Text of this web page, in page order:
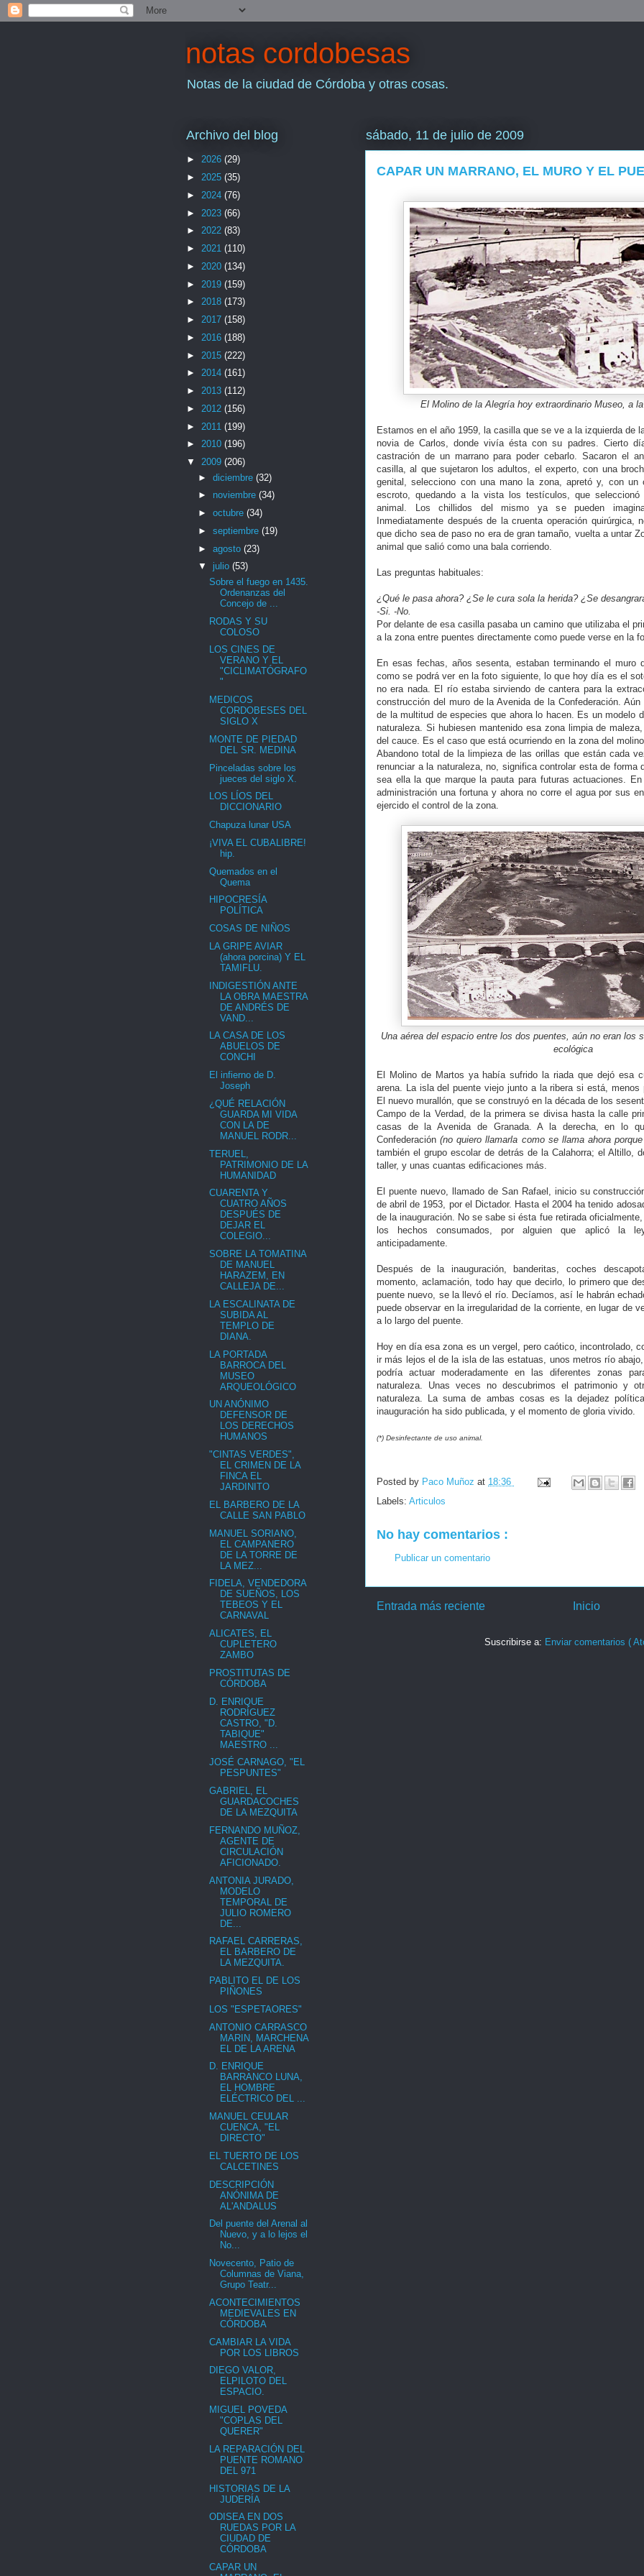
notas cordobesas
Notas de la ciudad de Córdoba y otras cosas.
sábado, 11 de julio de 2009
CAPAR UN MARRANO, EL MURO Y EL
El Molino de la Alegría hoy extraordinario Museo, a
Estamos en el año 1959, la casilla que se ve a la izquierda de
novia de Carlos, donde vivía ésta con su padres. Cierto
castración de un marrano para poder cebarlo. Sacaron el
casilla, al que sujetaron los adultos, el experto, con una
genital, selecciono con una mano la zona, apretó y, con
escroto, quedando a la vista los testículos, que seleccionó
animal. Los chillidos del mismo ya se pueden
Inmediatamente después de la cruenta operación quirúrgica,
que dicho sea de paso no era de gran tamaño, vuelta a untar
animal que salió como una bala corriendo.
Las preguntas habituales:
¿Qué le pasa ahora? ¿Se le cura sola la herida? ¿Se
-Si. -No.
Por delante de esa casilla pasaba un camino que utilizaba el
a la zona entre puentes directamente como puede verse en la
En esas fechas, años sesenta, estaban terminando el muro
como se podrá ver en la foto siguiente, lo que hoy día es el
no era nada. El río estaba sirviendo de cantera para la
construcción del muro de la Avenida de la Confederación.
de la multitud de especies que ahora lo hacen. Es un modelo
naturaleza. Si hubiesen mantenido esa zona limpia de
del cauce. Es el caso que está ocurriendo en la zona del
Abandono total de la limpieza de las orillas que están cada
renunciar a la naturaleza, no, significa controlar esta de forma
sea ella la que marque la pauta para futuras actuaciones.
administración una fortuna y ahora no corre el agua por sus
ejercido el control de la zona.
Una aérea del espacio entre los dos puentes, aún no eran los
ecológica
El Molino de Martos ya había sufrido la riada que dejó esa
arena. La isla del puente viejo junto a la ribera si está, menos
El nuevo murallón, que se construyó en la década de los
Campo de la Verdad, de la primera se divisa hasta la calle
casas de la Avenida de Granada. A la derecha, en lo
Confederación(no quiero llamarla como se llama ahora
también el grupo escolar de detrás de la Calahorra; el Altillo,
taller, y unas cuantas edificaciones más.
El puente nuevo, llamado de San Rafael, inicio su
de abril de 1953, por el Dictador. Hasta el 2004 ha tenido
de la inauguración. No se sabe si ésta fue retirada
los hechos consumados, por alguien que aplicó la
anticipadamente.
Después de la inauguración, banderitas, coches
momento, aclamación, todo hay que decirlo, lo primero que
puente nuevo, se la llevó el río. Decíamos, así le habrán
puede observar en la irregularidad de la corriente, en lugar de
a lo largo del puente.
Hoy en día esa zona es un vergel, pero caótico, incontrolado,
ir más lejos el de la isla de las estatuas, unos metros río
podría actuar moderadamente en las diferentes zonas
naturaleza. Unas veces no descubrimos el patrimonio y
naturaleza. La suma de ambas cosas es la dejadez
inauguración ha sido publicada, y el momento de gloria vivido.
(*) Desinfectante de uso animal.
Posted by Paco Muñoz at 18:36
Labels: Articulos
No hay comentarios :
Publicar un comentario
Entrada más reciente Inicio
Suscribirse a: Enviar comentarios (
Archivo del blog
► 2026 (29)
► 2025 (35)
► 2024 (76)
► 2023 (66)
► 2022 (83)
► 2021 (110)
► 2020 (134)
► 2019 (159)
► 2018 (173)
► 2017 (158)
► 2016 (188)
► 2015 (222)
► 2014 (161)
► 2013 (112)
► 2012 (156)
► 2011 (199)
► 2010 (196)
▼ 2009 (206)
► diciembre (32)
► noviembre (34)
► octubre (34)
► septiembre (19)
► agosto (23)
▼ julio (53)
Sobre el fuego en 1435.
Ordenanzas del
Concejo de ...
RODAS Y SU
COLOSO
LOS CINES DE
VERANO Y EL
"CICLIMATÓGRAFO
"
MEDICOS
CORDOBESES DEL
SIGLO X
MONTE DE PIEDAD
DEL SR. MEDINA
Pinceladas sobre los
jueces del siglo X.
LOS LÍOS DEL
DICCIONARIO
Chapuza lunar USA
¡VIVA EL CUBALIBRE!
hip.
Quemados en el
Quema
HIPOCRESÍA
POLÍTICA
COSAS DE NIÑOS
LA GRIPE AVIAR
(ahora porcina) Y EL
TAMIFLU.
INDIGESTIÓN ANTE
LA OBRA MAESTRA
DE ANDRÉS DE
VAND...
LA CASA DE LOS
ABUELOS DE
CONCHI
El infierno de D.
Joseph
¿QUÉ RELACIÓN
GUARDA MI VIDA
CON LA DE
MANUEL RODR...
TERUEL,
PATRIMONIO DE LA
HUMANIDAD
CUARENTA Y
CUATRO AÑOS
DESPUÉS DE
DEJAR EL
COLEGIO...
SOBRE LA TOMATINA
DE MANUEL
HARAZEM, EN
CALLEJA DE...
LA ESCALINATA DE
SUBIDA AL
TEMPLO DE
DIANA.
LA PORTADA
BARROCA DEL
MUSEO
ARQUEOLÓGICO
UN ANÓNIMO
DEFENSOR DE
LOS DERECHOS
HUMANOS
"CINTAS VERDES",
EL CRIMEN DE LA
FINCA EL
JARDINITO
EL BARBERO DE LA
CALLE SAN PABLO
MANUEL SORIANO,
EL CAMPANERO
DE LA TORRE DE
LA MEZ...
FIDELA, VENDEDORA
DE SUEÑOS, LOS
TEBEOS Y EL
CARNAVAL
ALICATES, EL
CUPLETERO
ZAMBO
PROSTITUTAS DE
CÓRDOBA
D. ENRIQUE
RODRÍGUEZ
CASTRO, "D.
TABIQUE"
MAESTRO ...
JOSÉ CARNAGO, "EL
PESPUNTES"
GABRIEL, EL
GUARDACOCHES
DE LA MEZQUITA
FERNANDO MUÑOZ,
AGENTE DE
CIRCULACIÓN
AFICIONADO.
ANTONIA JURADO,
MODELO
TEMPORAL DE
JULIO ROMERO
DE...
RAFAEL CARRERAS,
EL BARBERO DE
LA MEZQUITA.
PABLITO EL DE LOS
PIÑONES
LOS "ESPETAORES"
ANTONIO CARRASCO
MARIN, MARCHENA
EL DE LA ARENA
D. ENRIQUE
BARRANCO LUNA,
EL HOMBRE
ELÉCTRICO DEL ...
MANUEL CEULAR
CUENCA, "EL
DIRECTO"
EL TUERTO DE LOS
CALCETINES
DESCRIPCIÓN
ANÓNIMA DE
AL'ANDALUS
Del puente del Arenal al
Nuevo, y a lo lejos el
No...
Novecento, Patio de
Columnas de Viana,
Grupo Teatr...
ACONTECIMIENTOS
MEDIEVALES EN
CÓRDOBA
CAMBIAR LA VIDA
POR LOS LIBROS
DIEGO VALOR,
ELPILOTO DEL
ESPACIO.
MIGUEL POVEDA
"COPLAS DEL
QUERER"
LA REPARACIÓN DEL
PUENTE ROMANO
DEL 971
HISTORIAS DE LA
JUDERÍA
ODISEA EN DOS
RUEDAS POR LA
CIUDAD DE
CÓRDOBA
CAPAR UN